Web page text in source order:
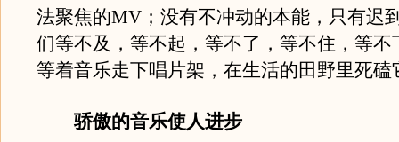
法聚焦的MV；没有不冲动的本能，只有迟
们等不及，等不起，等不了，等不住，等不
等着音乐走下唱片架，在生活的田野里死
骄傲的音乐使人进步